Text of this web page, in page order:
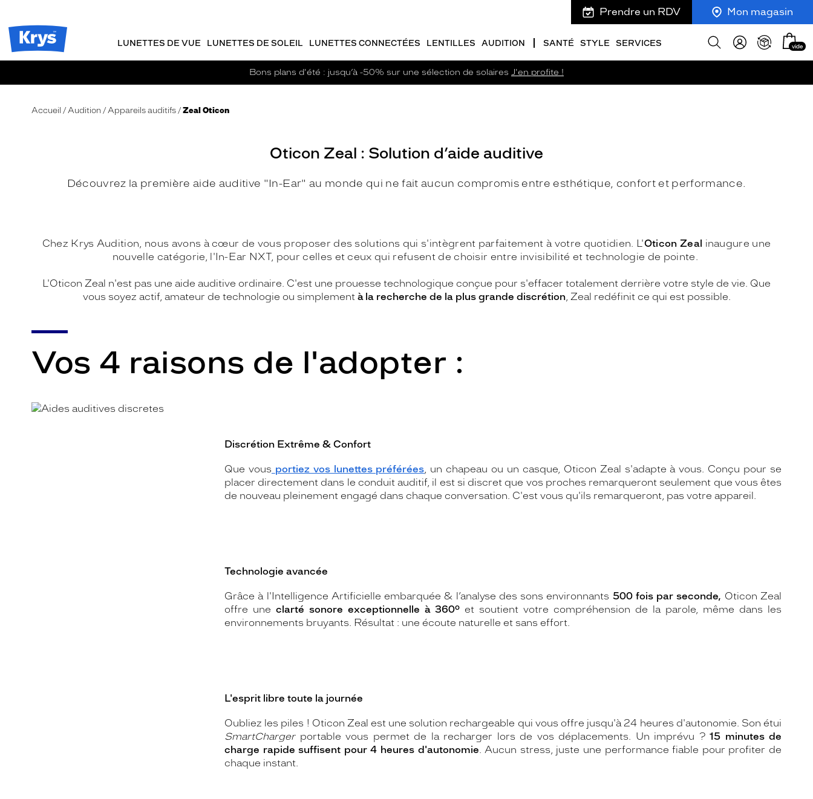
Opticien
Krys
Prendre un RDV Mon magasin
LUNETTES DE VUE LUNETTES DE SOLEIL LUNETTES CONNECTÉES LENTILLES AUDITION SANTÉ STYLE SERVICES
Afficher
Mon
panier
vide
Bons plans d'été : jusqu’à -50% sur une sélection de solaires J'en profite !
Accueil Audition Appareils auditifs Zeal Oticon
Oticon Zeal : Solution d’aide auditive
Découvrez la première aide auditive "In-Ear" au monde qui ne fait aucun compromis entre esthétique, confort et performance.
Chez Krys Audition, nous avons à cœur de vous proposer des solutions qui s'intègrent parfaitement à votre quotidien. L'Oticon Zeal inaugure une
nouvelle catégorie, l'In-Ear NXT, pour celles et ceux qui refusent de choisir entre invisibilité et technologie de pointe.
L'Oticon Zeal n'est pas une aide auditive ordinaire. C'est une prouesse technologique conçue pour s'effacer totalement derrière votre style de vie. Que
vous soyez actif, amateur de technologie ou simplementà la recherche de la plus grande discrétion, Zeal redéfinit ce qui est possible.
Vos 4 raisons de l'adopter :
Discrétion Extrême & Confort
Que vous portiez vos lunettes préférées, un chapeau ou un casque, Oticon Zeal s'adapte à vous. Conçu pour se
placer directement dans le conduit auditif, il est si discret que vos proches remarqueront seulement que vous êtes
de nouveau pleinement engagé dans chaque conversation. C'est vous qu'ils remarqueront, pas votre appareil.
Technologie avancée
Grâce à l'Intelligence Artificielle embarquée & l’analyse des sons environnants 500 fois par seconde, Oticon Zeal
offre une clarté sonore exceptionnelle à 360° et soutient votre compréhension de la parole, même dans les
environnements bruyants. Résultat : une écoute naturelle et sans effort.
L'esprit libre toute la journée
Oubliez les piles ! Oticon Zeal est une solution rechargeable qui vous offre jusqu'à 24 heures d'autonomie. Son étui
SmartChargerportable vous permet de la recharger lors de vos déplacements. Un imprévu ? 15 minutes de
charge rapide suffisent pour 4 heures d'autonomie. Aucun stress, juste une performance fiable pour profiter de
chaque instant.